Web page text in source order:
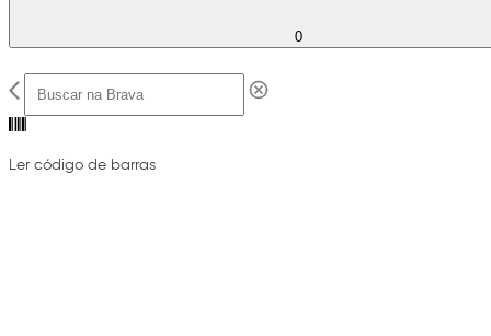
0
Ler código de barras